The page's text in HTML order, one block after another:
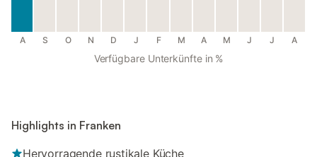
A S O N D J F M A M J J A
Verfügbare Unterkünfte in %
Highlights in Franken
Hervorragende rustikale Küche